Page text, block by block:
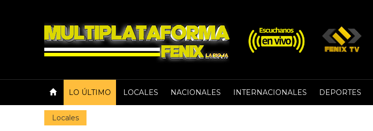
LO ÚLTIMO LOCALES NACIONALES INTERNACIONALES DEPORTES
Locales